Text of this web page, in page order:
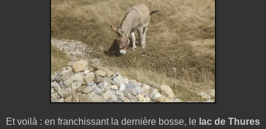
Et voilà : en franchissant la dernière bosse, le lac de Thures